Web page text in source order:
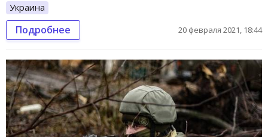
Украина
Подробнее 20 февраля 2021, 18:44